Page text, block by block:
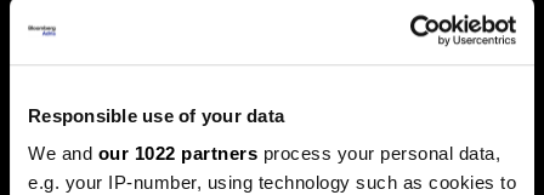
Responsible use of your data
We and our 1022 partners process your personal data,
e.g. your IP-number, using technology such as cookies to
posto, ali troškovi rada rastu
dvostruko brže
Analiza je predstavljena na zajedničkom sastanku FIA-e i
privatni sektor ostaje ključni nosilac ekonomskog rasta.
posto čine privatne kompanije, koje ostvaruju 90 posto
ukupnih prihoda i 95 posto ukupne dobiti.